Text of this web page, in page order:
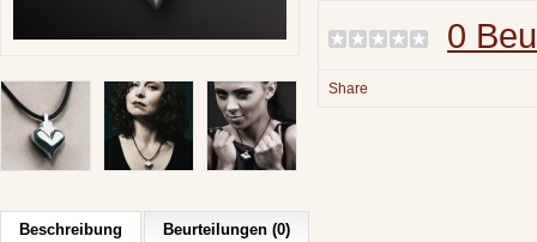
0
Share
Beschreibung Beurteilungen (0)